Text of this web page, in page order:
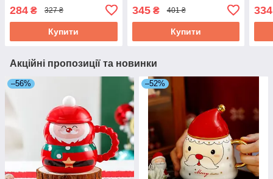
284 ₴ 327 ₴
Купити
345₴ 401 ₴
Купити
334
Акційні пропозиції та новинки
–56% –52%